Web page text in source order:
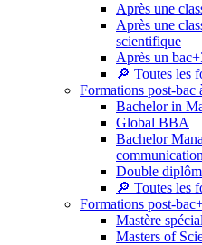
Après une
Après une
scientifique
Après un
🔎 Toutes les
Formations post-bac
Bachelor in
Global BBA
Bachelor
communication
Double
🔎 Toutes les
Formations post-
Mastère
Masters of